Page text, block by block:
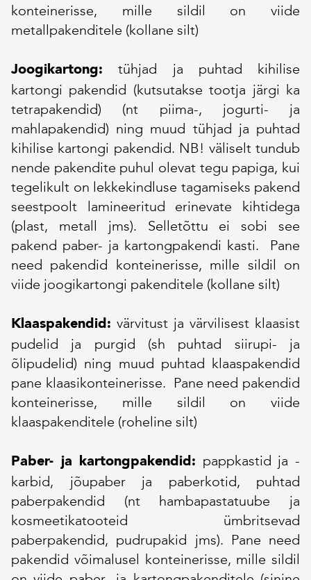
konteinerisse, mille sildil on viide
metallpakenditele (kollane silt)
Joogikartong:
tühjad ja puhtad kihilise
kartongi pakendid (kutsutakse tootja järgi ka
tetrapakendid) (nt piima-, jogurti- ja
mahlapakendid) ning muud tühjad ja puhtad
kihilise kartongi pakendid. NB! väliselt tundub
nende pakendite puhul olevat tegu papiga, kui
tegelikult on lekkekindluse tagamiseks pakend
seestpoolt lamineeritud erinevate kihtidega
(plast, metall jms). Selletõttu ei sobi see
pakend paber- ja kartongpakendi kasti. Pane
need pakendid konteinerisse, mille sildil on
viide joogikartongi pakenditele (kollane silt)
Klaaspakendid: värvitust ja värvilisest klaasist
pudelid ja purgid (sh puhtad siirupi- ja
õlipudelid) ning muud puhtad klaaspakendid
pane klaasikonteinerisse. Pane need pakendid
konteinerisse, mille sildil on viide
klaaspakenditele (roheline silt)
Paber- ja kartongpakendid: pappkastid ja -
karbid, jõupaber ja paberkotid, puhtad
paberpakendid (nt hambapastatuube ja
kosmeetikatooteid ümbritsevad
paberpakendid, pudrupakid jms). Pane need
pakendid võimalusel konteinerisse, mille sildil